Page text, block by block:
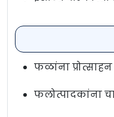
फळांना
फलोत्पादकांना